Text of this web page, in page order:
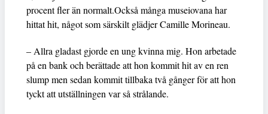
procent fler än normalt.Också många museiovana har
hittat hit, något som särskilt glädjer Camille Morineau.
– Allra gladast gjorde en ung kvinna mig. Hon arbetade
på en bank och berättade att hon kommit hit av en ren
slump men sedan kommit tillbaka två gånger för att hon
tyckt att utställningen var så strålande.